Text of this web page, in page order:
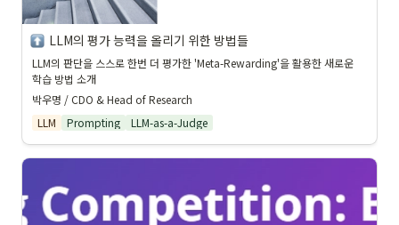
LLM의 평가 능력을 올리기 위한 방법들
LLM의 판단을 스스로 한번 더 평가한 'Meta-Rewarding'을 활용한 새로운
학습 방법 소개
박우명 / CDO & Head of Research
LLM
Prompting LLM-as-a-Judge